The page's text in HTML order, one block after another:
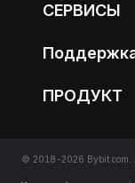
СЕРВИСЫ
ПРОДУКТ
© 2018-2026 Bybit.com.